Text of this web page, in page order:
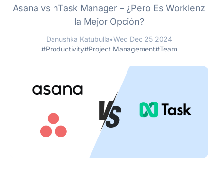
Asana vs nTask Manager – ¿Pero Es Worklenz
la Mejor Opción?
Danushka Katubulla•Wed Dec 25 2024
#Productivity#Project Management#Team